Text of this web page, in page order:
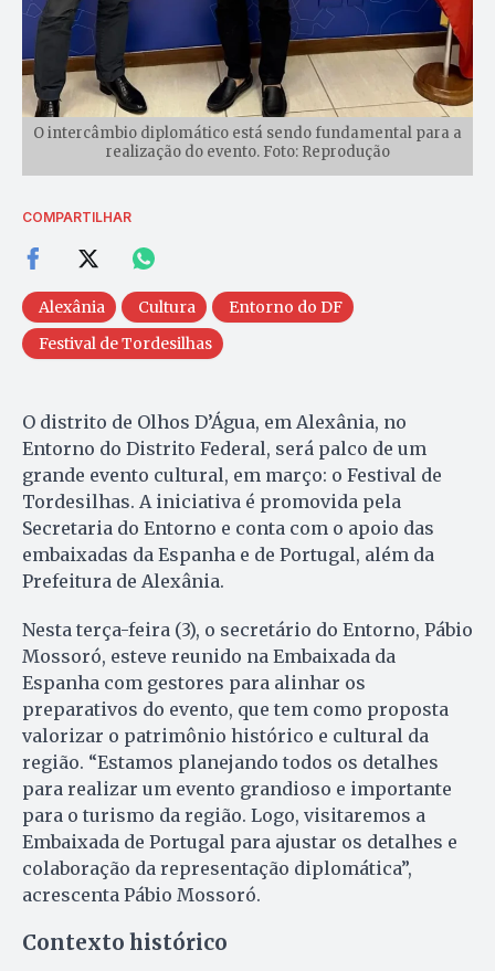
O intercâmbio diplomático está sendo fundamental para a
realização do evento. Foto: Reprodução
COMPARTILHAR
Alexânia Cultura
Entorno do DF
Festival de Tordesilhas
O distrito de Olhos D’Água, em Alexânia, no
Entorno do Distrito Federal, será palco de um
grande evento cultural, em março: o Festival de
Tordesilhas. A iniciativa é promovida pela
Secretaria do Entorno e conta com o apoio das
embaixadas da Espanha e de Portugal, além da
Prefeitura de Alexânia.
Nesta terça-feira (3), o secretário do Entorno, Pábio
Mossoró, esteve reunido na Embaixada da
Espanha com gestores para alinhar os
preparativos do evento, que tem como proposta
valorizar o patrimônio histórico e cultural da
região. “Estamos planejando todos os detalhes
para realizar um evento grandioso e importante
para o turismo da região. Logo, visitaremos a
Embaixada de Portugal para ajustar os detalhes e
colaboração da representação diplomática”,
acrescenta Pábio Mossoró.
Contexto histórico